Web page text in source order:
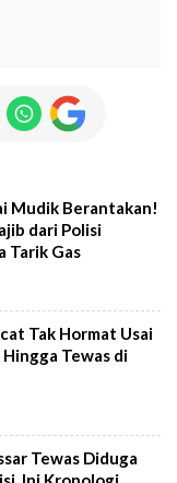
Mudik Berantakan!
dari Polisi
Tarik Gas
Tak Hormat Usai
Tewas di
Tewas Diduga